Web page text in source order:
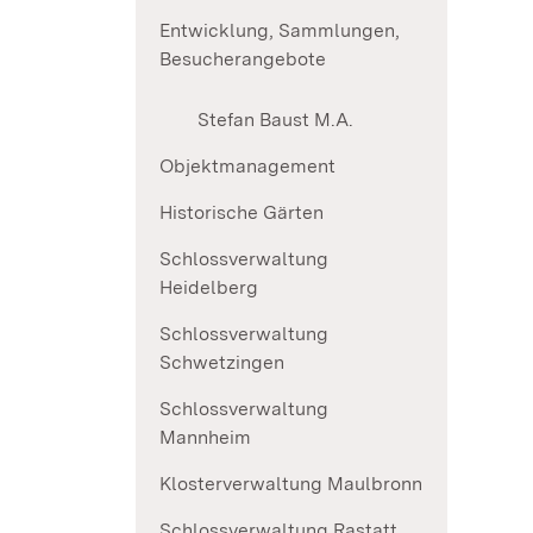
Entwicklung, Sammlungen,
Besucherangebote
Stefan Baust M.A.
Objektmanagement
Historische Gärten
Schlossverwaltung
Heidelberg
Schlossverwaltung
Schwetzingen
Schlossverwaltung
Mannheim
Klosterverwaltung Maulbronn